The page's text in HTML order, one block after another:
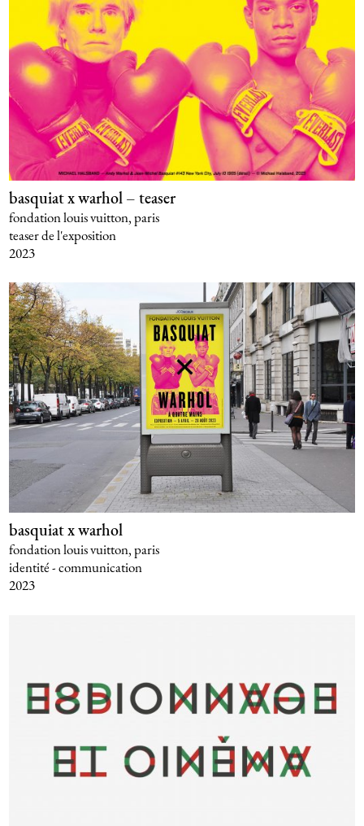
basquiat x warhol – teaser
fondation louis vuitton, paris
teaser de l'exposition
2023
basquiat x warhol
fondation louis vuitton, paris
identité - communication
2023